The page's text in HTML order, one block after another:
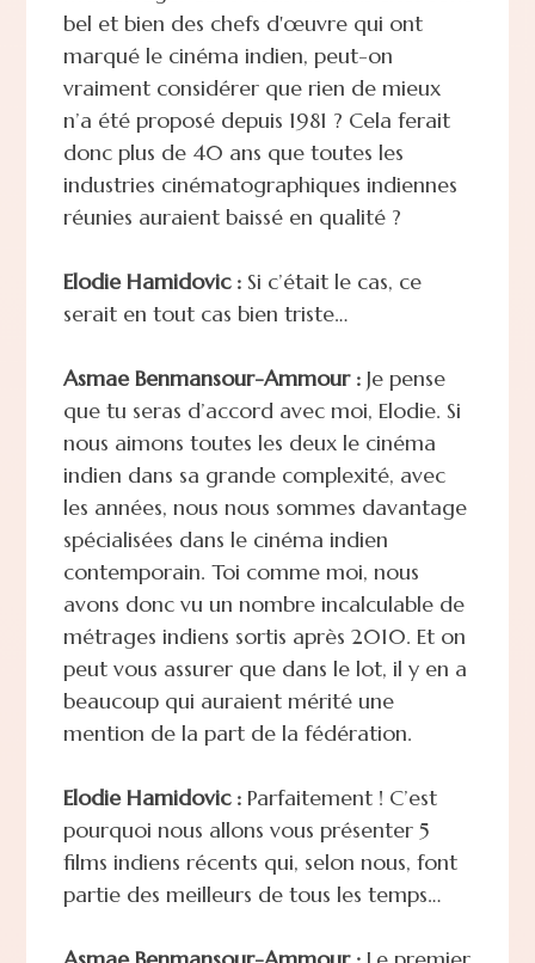
bel et bien des chefs d'œuvre qui ont
marqué le cinéma indien, peut-on
vraiment considérer que rien de mieux
n’a été proposé depuis 1981 ? Cela ferait
donc plus de 40 ans que toutes les
industries cinématographiques indiennes
réunies auraient baissé en qualité ?
Elodie Hamidovic :Si c’était le cas, ce
serait en tout cas bien triste…
Asmae Benmansour-Ammour :Je pense
que tu seras d’accord avec moi, Elodie. Si
nous aimons toutes les deux le cinéma
indien dans sa grande complexité, avec
les années, nous nous sommes davantage
spécialisées dans le cinéma indien
contemporain. Toi comme moi, nous
avons donc vu un nombre incalculable de
métrages indiens sortis après 2010. Et on
peut vous assurer que dans le lot, il y en a
beaucoup qui auraient mérité une
mention de la part de la fédération.
Elodie Hamidovic :Parfaitement ! C’est
pourquoi nous allons vous présenter 5
films indiens récents qui, selon nous, font
partie des meilleurs de tous les temps…